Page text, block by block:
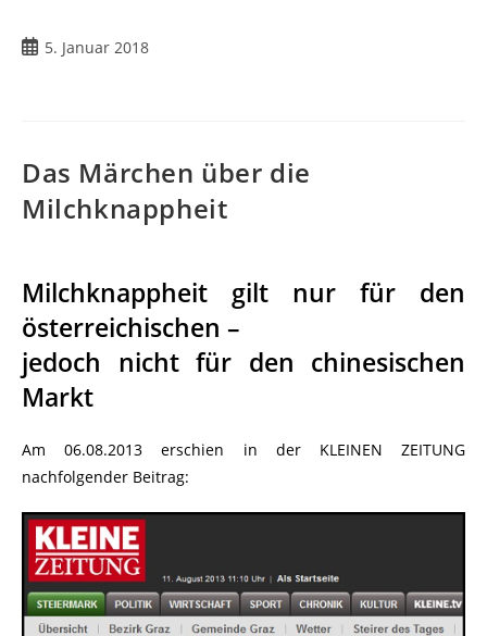
5. Januar 2018
Das Märchen über die
Milchknappheit
Milchknappheit gilt nur für den
österreichischen –
jedoch nicht für den chinesischen
Markt
Am 06.08.2013 erschien in der KLEINEN ZEITUNG
nachfolgender Beitrag: